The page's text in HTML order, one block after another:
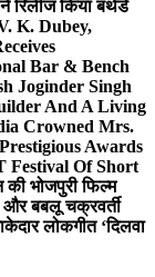
रिलीज किया बर्थडे
K. Dubey,
Bar & Bench
Joginder Singh
And A Living
Crowned Mrs.
Awards
Festival Of Short
की भोजपुरी फिल्म
और बबलू चक्रवर्ती
लोकगीत ‘दिलवा